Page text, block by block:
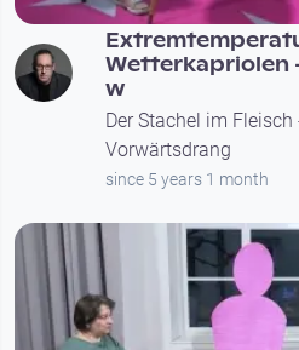
Wetterkapriolen
w
Der Stachel im
Vorwärtsdrang
since 5 years 1 month